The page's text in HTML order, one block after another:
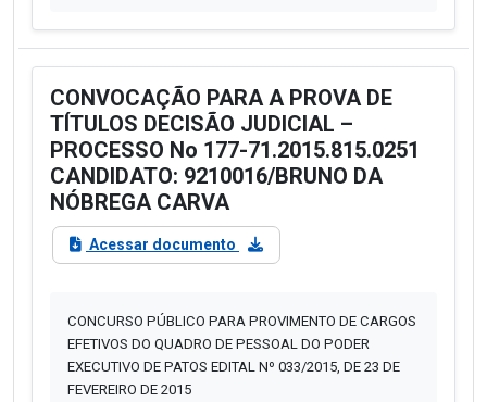
CONVOCAÇÃO PARA A PROVA DE
TÍTULOS DECISÃO JUDICIAL –
PROCESSO No 177-71.2015.815.0251
CANDIDATO: 9210016/BRUNO DA
NÓBREGA CARVA
Acessar documento
CONCURSO PÚBLICO PARA PROVIMENTO DE CARGOS
EFETIVOS DO QUADRO DE PESSOAL DO PODER
EXECUTIVO DE PATOS EDITAL Nº 033/2015, DE 23 DE
FEVEREIRO DE 2015